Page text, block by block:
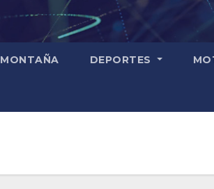
MONTAÑA DEPORTES